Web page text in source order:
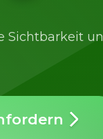
Sichtbarkeit